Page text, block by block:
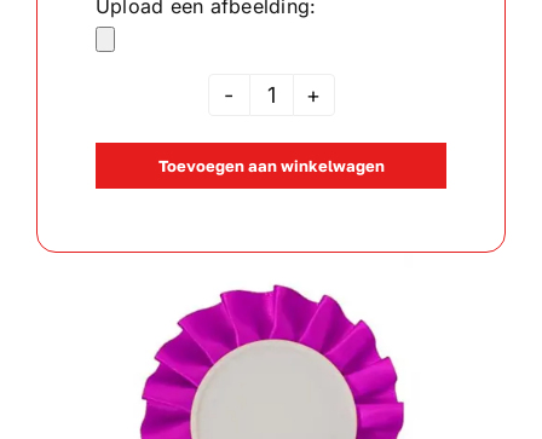
Upload een afbeelding:
Jury
Rozet
Roze
Toevoegen aan winkelwagen